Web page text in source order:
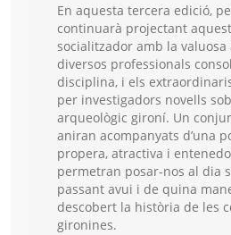
En aquesta tercera edició,
continuarà projectant
socialitzador amb la valuosa
diversos professionals
disciplina, i els
per investigadors novells
arqueològic gironí. Un
aniran acompanyats d’una
propera, atractiva i
permetran posar-nos al dia
passant avui i de quina
descobert la història de les
gironines.